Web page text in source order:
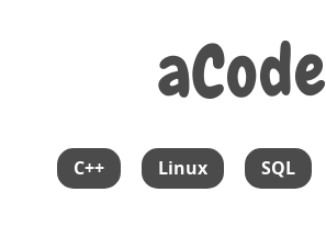
aCode
aCode
C++ Linux SQL